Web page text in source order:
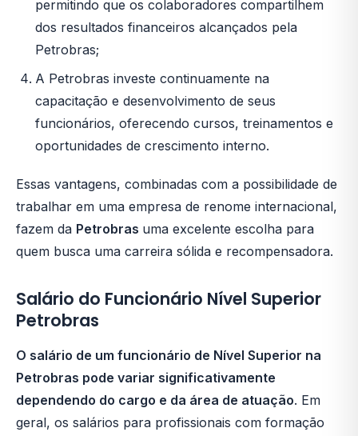
permitindo que os colaboradores compartilhem
dos resultados financeiros alcançados pela
Petrobras;
A Petrobras investe continuamente na
capacitação e desenvolvimento de seus
funcionários, oferecendo cursos, treinamentos e
oportunidades de crescimento interno.
Essas vantagens, combinadas com a possibilidade de
trabalhar em uma empresa de renome internacional,
fazem da Petrobras uma excelente escolha para
quem busca uma carreira sólida e recompensadora.
Salário do Funcionário Nível Superior
Petrobras
O salário de um funcionário de Nível Superior na
Petrobras pode variar significativamente
dependendo do cargo e da área de atuação. Em
geral, os salários para profissionais com formação